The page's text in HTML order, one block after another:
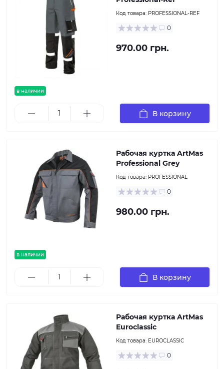
в наличии
Код товара: PROFESSIONAL-REF
0
970.00 грн.
В корзину
в наличии
Рабочая куртка ArtMas
Professional Grey
Код товара: PROFESSIONAL
0
980.00 грн.
В корзину
Рабочая куртка ArtMas
Euroclassic
Код товара: EUROCLASSIC
0